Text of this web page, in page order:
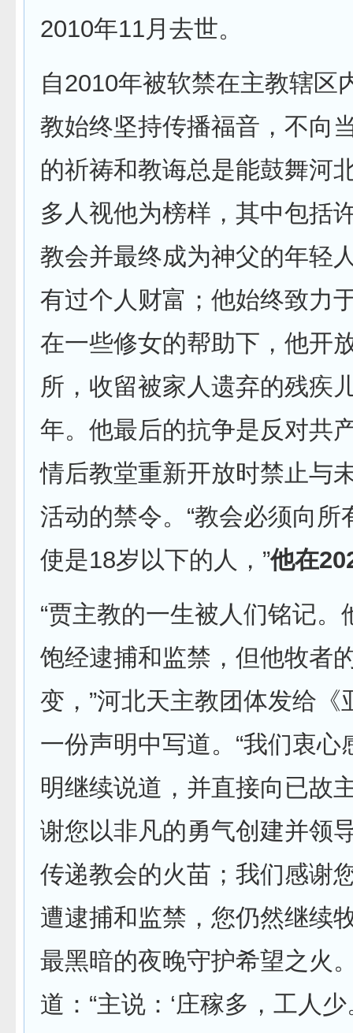
2010年11月去世。
自2010年被软禁在主教辖区
教始终坚持传播福音，不向
的祈祷和教诲总是能鼓舞河
多人视他为榜样，其中包括
教会并最终成为神父的年轻
有过个人财富；他始终致力
在一些修女的帮助下，他开
所，收留被家人遗弃的残疾
年。他最后的抗争是反对共
情后教堂重新开放时禁止与
活动的禁令。“教会必须向所
使是18岁以下的人，”他在
“贾主教的一生被人们铭记。
饱经逮捕和监禁，但他牧者
变，”河北天主教团体发给《
一份声明中写道。“我们衷心
明继续说道，并直接向已故
谢您以非凡的勇气创建并领
传递教会的火苗；我们感谢
遭逮捕和监禁，您仍然继续
最黑暗的夜晚守护希望之火
道：“主说：‘庄稼多，工人